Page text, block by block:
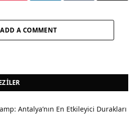
ADD A COMMENT
Antalya’nın En Etkileyici Durakları